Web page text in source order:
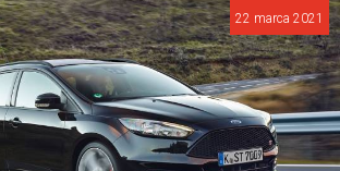
22 marca 2021